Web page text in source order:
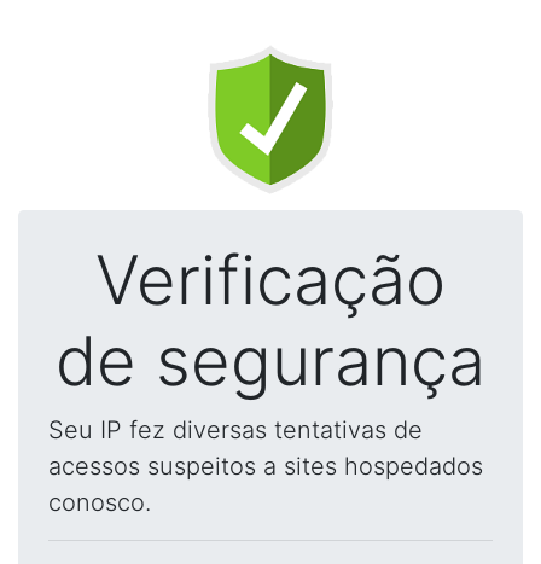
Verificação
de segurança
Seu IP fez diversas tentativas de
acessos suspeitos a sites hospedados
conosco.